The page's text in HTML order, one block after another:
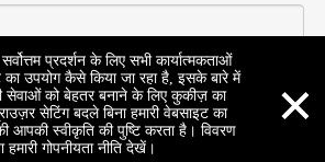
प्रदर्शन के लिए सभी कार्यात्मकताओं
उपयोग कैसे किया जा रहा है, इसके बारे में
सेवाओं को बेहतर बनाने के लिए कुकीज़ का
सेटिंग बदले बिना हमारी वेबसाइट का
आपकी स्वीकृति की पुष्टि करता है। विवरण
गोपनीयता नीति देखें।
×